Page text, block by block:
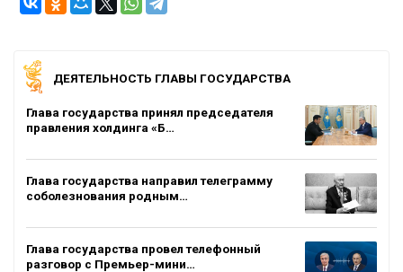
ДЕЯТЕЛЬНОСТЬ ГЛАВЫ ГОСУДАРСТВА
Глава государства принял председателя
правления холдинга «Б…
Глава государства направил телеграмму
соболезнования родным…
Глава государства провел телефонный
разговор с Премьер-мини…